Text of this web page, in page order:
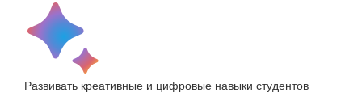
Развивать креативные и цифровые навыки студентов